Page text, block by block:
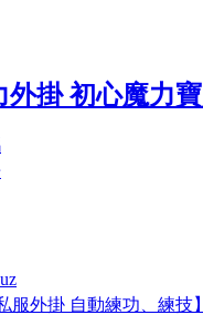
外掛 自動練功、練技】